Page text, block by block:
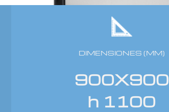
DIMENSIONES (MM)
900X900
h 1100